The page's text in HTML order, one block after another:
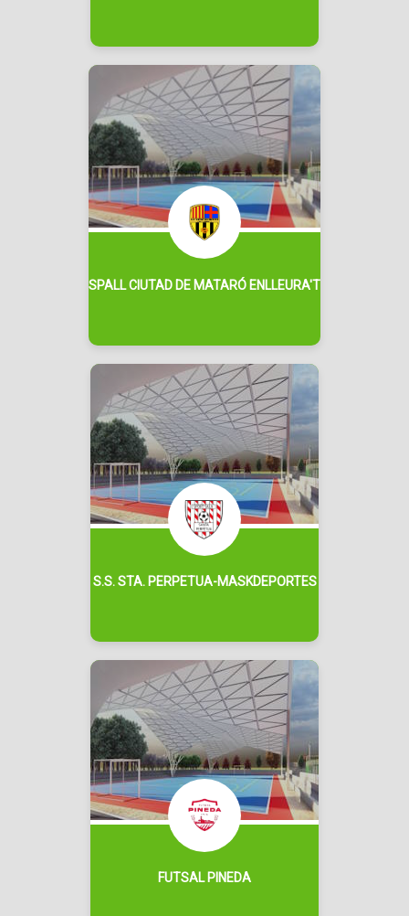
SPALL CIUTAD DE MATARÓ ENLLEURA'T
S.S. STA. PERPETUA-MASKDEPORTES
FUTSAL PINEDA